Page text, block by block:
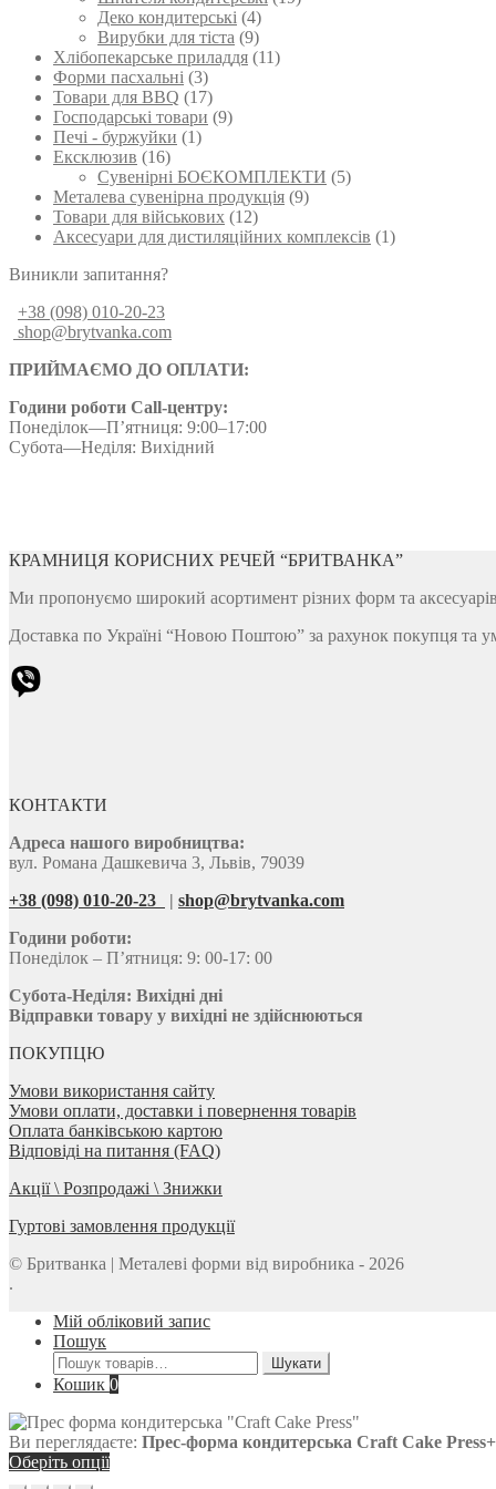
Деко кондитерські (4)
Вирубки для тіста (9)
Хлібопекарське приладдя (11)
Форми пасхальні (3)
Товари для BBQ (17)
Господарські товари (9)
Печі - буржуйки (1)
Ексклюзив (16)
Сувенірні БОЄКОМПЛЕКТИ (5)
Металева сувенірна продукція (9)
Товари для військових (12)
Аксесуари для дистиляційних комплексів (1)
Виникли запитання?
+38 (098) 010-20-23
shop@brytvanka.com
ПРИЙМАЄМО ДО ОПЛАТИ:
Години роботи Call-центру:
Понеділок—П’ятниця: 9:00–17:00
Субота—Неділя: Вихідний
КРАМНИЦЯ КОРИСНИХ РЕЧЕЙ “БРИТВАНКА”
Ми пропонуємо широкий асортимент різних форм та аксесуарів
Доставка по Україні “Новою Поштою” за рахунок покупця та
КОНТАКТИ
Адреса нашого виробництва:
вул. Романа Дашкевича 3, Львів, 79039
+38 (098) 010-20-23
| shop@brytvanka.com
Години роботи:
Понеділок – П’ятниця: 9: 00-17: 00
Субота-Неділя: Вихідні дні
Відправки товару у вихідні не здійснюються
ПОКУПЦЮ
Умови використання сайту
Умови оплати, доставки і повернення товарів
Оплата банківською картою
Відповіді на питання (FAQ)
Акції \ Розпродажі \ Знижки
Гуртові замовлення продукції
© Бритванка | Металеві форми від виробника - 2026
.
Мій обліковий запис
Пошук
Шукати:
Шукати
Кошик 0
Ви переглядаєте: Прес-форма кондитерська Craft Cake
Оберіть опції